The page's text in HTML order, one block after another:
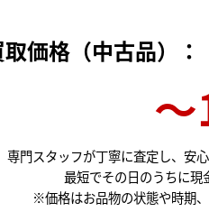
取価格（中古品）：
専門スタッフが丁寧に査定し、安
最短でその日のうちに現
※価格はお品物の状態や時期